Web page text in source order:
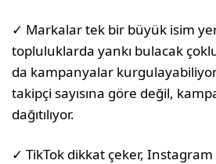
✓ Markalar tek bir büyük isim
topluluklarda yankı bulacak
da kampanyalar
takipçi sayısına göre değil,
dağıtılıyor.
✓ TikTok dikkat çeker,